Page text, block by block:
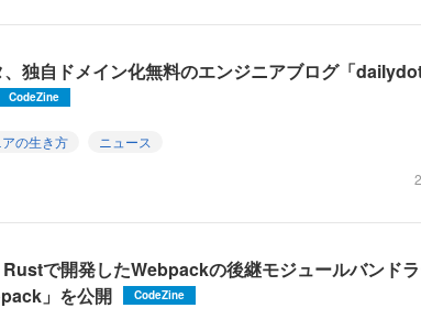
、独自ドメイン化無料のエンジニアブログ「
CodeZine
の生き方
ニュース
で開発したWebpackの後継モジュールバンド
」を公開
CodeZine